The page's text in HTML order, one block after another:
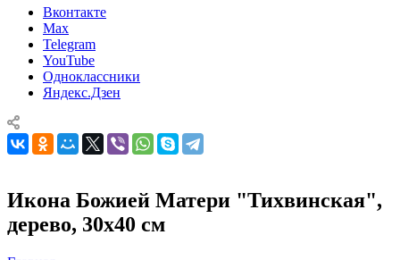
Вконтакте
Max
Telegram
YouTube
Одноклассники
Яндекс.Дзен
Икона Божией Матери "Тихвинская",
дерево, 30х40 см